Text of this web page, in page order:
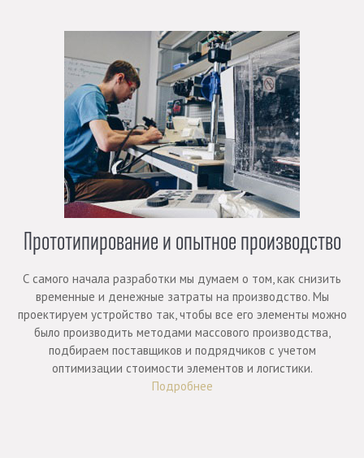
Прототипирование и опытное производство
С самого начала разработки мы думаем о том, как снизить
временные и денежные затраты на производство. Мы
проектируем устройство так, чтобы все его элементы можно
было производить методами массового производства,
подбираем поставщиков и подрядчиков с учетом
оптимизации стоимости элементов и логистики.
Подробнее